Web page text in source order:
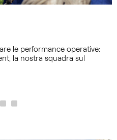
le performance operative:
la nostra squadra sul